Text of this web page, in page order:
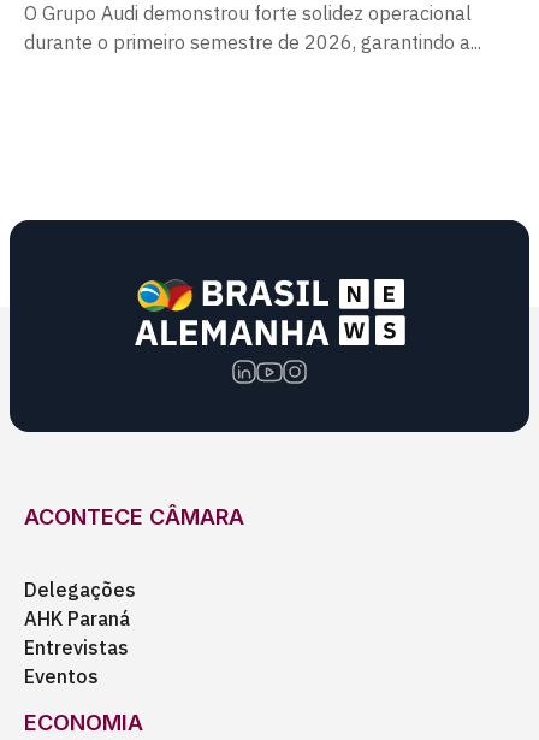
O Grupo Audi demonstrou forte solidez operacional
durante o primeiro semestre de 2026, garantindo a...
ACONTECE CÂMARA
Delegações
AHK Paraná
Entrevistas
Eventos
ECONOMIA